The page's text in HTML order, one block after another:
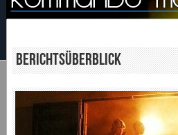
Berichtsüberblick